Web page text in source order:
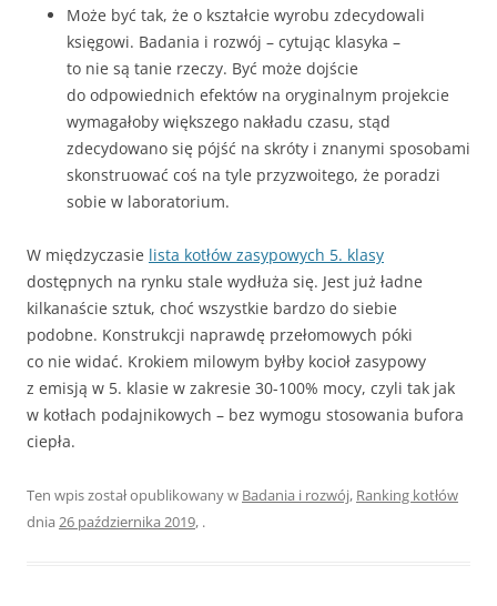
Może być tak, że o kształcie wyrobu zdecydowali
księgowi. Badania i rozwój – cytując klasyka –
to nie są tanie rzeczy. Być może dojście
do odpowiednich efektów na oryginalnym projekcie
wymagałoby większego nakładu czasu, stąd
zdecydowano się pójść na skróty i znanymi sposobami
skonstruować coś na tyle przyzwoitego, że poradzi
sobie w laboratorium.
W międzyczasie lista kotłów zasypowych 5. klasy
dostępnych na rynku stale wydłuża się. Jest już ładne
kilkanaście sztuk, choć wszystkie bardzo do siebie
podobne. Konstrukcji naprawdę przełomowych póki
co nie widać. Krokiem milowym byłby kocioł zasypowy
z emisją w 5. klasie w zakresie 30-100% mocy, czyli tak jak
w kotłach podajnikowych – bez wymogu stosowania bufora
ciepła.
Ten wpis został opublikowany w Badania i rozwój, Ranking kotłów
dnia 26 października 2019, .